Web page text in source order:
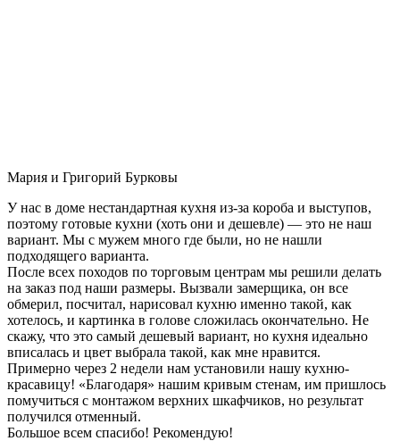
Мария и Григорий Бурковы
У нас в доме нестандартная кухня из-за короба и выступов,
поэтому готовые кухни (хоть они и дешевле) — это не наш
вариант. Мы с мужем много где были, но не нашли
подходящего варианта.
После всех походов по торговым центрам мы решили делать
на заказ под наши размеры. Вызвали замерщика, он все
обмерил, посчитал, нарисовал кухню именно такой, как
хотелось, и картинка в голове сложилась окончательно. Не
скажу, что это самый дешевый вариант, но кухня идеально
вписалась и цвет выбрала такой, как мне нравится.
Примерно через 2 недели нам установили нашу кухню-
красавицу! «Благодаря» нашим кривым стенам, им пришлось
помучиться с монтажом верхних шкафчиков, но результат
получился отменный.
Большое всем спасибо! Рекомендую!